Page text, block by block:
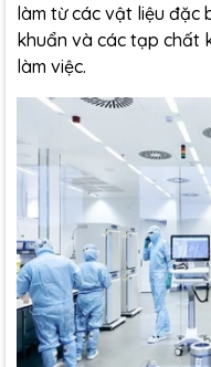
làm từ các vật liệu đặc
khuẩn và các tạp chất
làm việc.